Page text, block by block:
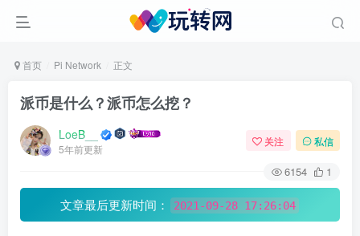
首页 Pi Network 正文
派币是什么？派币怎么挖？
LoeB__
5年前更新
关注 私信
6154 1
文章最后更新时间： 2021-09-28 17:26:04